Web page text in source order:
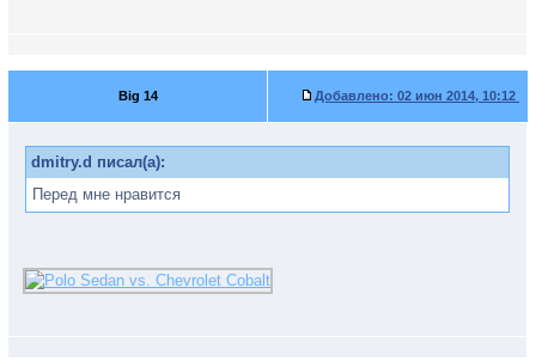
Big 14 Добавлено: 02 июн 2014, 10:12
dmitry.d писал(а):
Перед мне нравится